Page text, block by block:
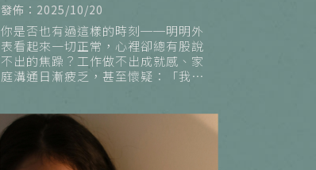
發佈：2025/10/20
你是否也有過這樣的時刻──明明外
表看起來一切正常，心裡卻總有股說
不出的焦躁？工作做不出成就感、家
庭溝通日漸疲乏，甚至懷疑：「我是
中年危機